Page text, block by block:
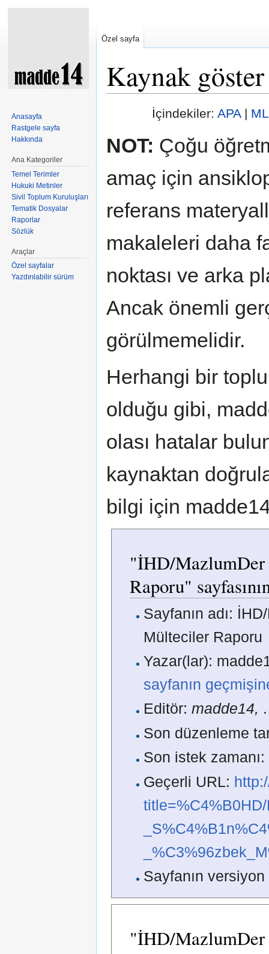
Kaynak göster
İçindekiler:APA|
NOT: Çoğu
amaç için
referans
makaleleri daha
noktası ve arka
Ancak önemli
görülmemelidir.
Herhangi bir
olduğu gibi,
olası hatalar
kaynaktan
bilgi için
"İHD/MazlumDer
Raporu"
Sayfanın adı:
Mülteciler Raporu
Yazar(lar):
sayfanın
Editör: madde14, .
Son düzenleme
Son istek
Geçerli URL:
Sayfanın
"İHD/MazlumDer
Özel sayfa
Anasayfa
Rastgele sayfa
Hakkında
Ana Kategoriler
Temel Terimler
Hukuki Metinler
Sivil Toplum Kuruluşları
Tematik Dosyalar
Raporlar
Sözlük
Araçlar
Özel sayfalar
Yazdırılabilir sürüm